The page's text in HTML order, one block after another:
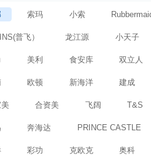
索玛 小索
普飞） 龙江源 小天子
美利 食安库 双立人
欧顿 新海洋 建成
合资美 飞阔 T&S
奔海达 PRINCE CASTLE
彩功 克欧克 奥科